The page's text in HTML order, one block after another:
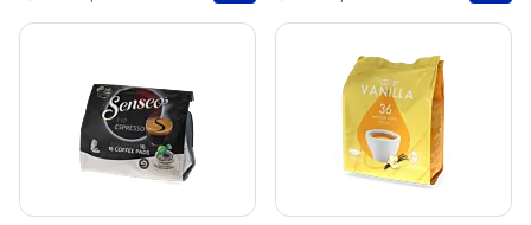
1 =47,30 kr.
5+ =45,15 kr.